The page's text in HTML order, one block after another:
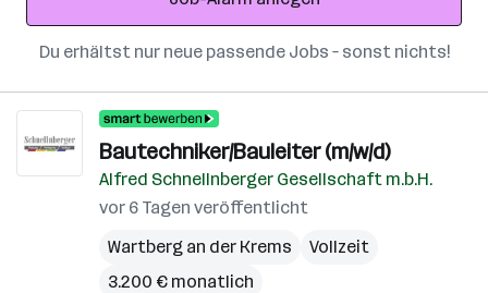
Du erhältst nur neue passende Jobs – sonst nichts!
Bautechniker/Bauleiter (m/w/d)
Alfred Schnellnberger Gesellschaft m.b.H.
vor 6 Tagen veröffentlicht
Wartberg an der Krems
Vollzeit
3.200 € monatlich